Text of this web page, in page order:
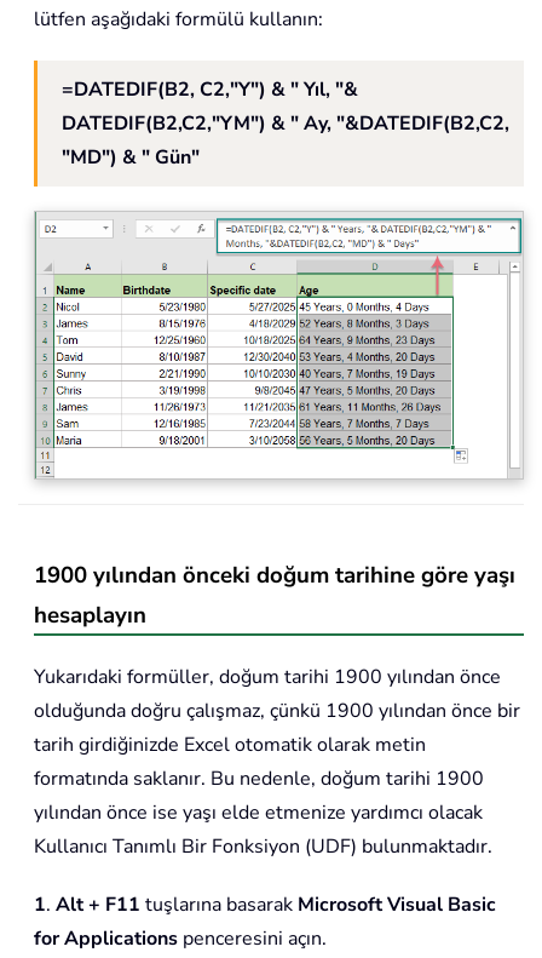
lütfen aşağıdaki formülü kullanın:
=DATEDIF(B2, C2,"Y") & " Yıl, "&
DATEDIF(B2,C2,"YM") & " Ay, "&DATEDIF(B2,C2,
"MD") & " Gün"
1900 yılından önceki doğum tarihine göre yaşı
hesaplayın
Yukarıdaki formüller, doğum tarihi 1900 yılından önce
olduğunda doğru çalışmaz, çünkü 1900 yılından önce bir
tarih girdiğinizde Excel otomatik olarak metin
formatında saklanır. Bu nedenle, doğum tarihi 1900
yılından önce ise yaşı elde etmenize yardımcı olacak
Kullanıcı Tanımlı Bir Fonksiyon (UDF) bulunmaktadır.
1. Alt + F11 tuşlarına basarak Microsoft Visual Basic
for Applications penceresini açın.